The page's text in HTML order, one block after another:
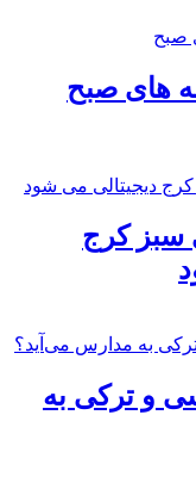
های صبح
سبز کرج
و ترکی به